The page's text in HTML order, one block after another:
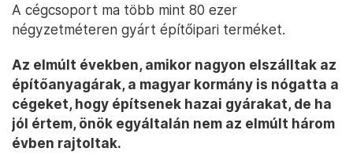
A cégcsoport ma több mint 80 ezer
négyzetméteren gyárt építőipari terméket.
Az elmúlt években, amikor nagyon elszálltak az
építőanyagárak, a magyar kormány is nógatta a
cégeket, hogy építsenek hazai gyárakat, de ha
jól értem, önök egyáltalán nem az elmúlt három
évben rajtoltak.